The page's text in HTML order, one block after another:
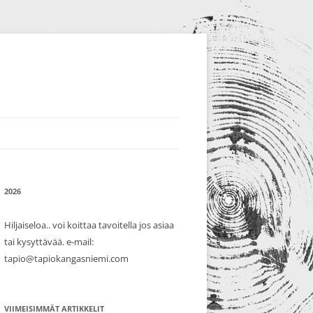
2026
Hiljaiseloa.. voi koittaa tavoitella jos asiaa
tai kysyttävää. e-mail:
tapio@tapiokangasniemi.com
VIIMEISIMMÄT ARTIKKELIT